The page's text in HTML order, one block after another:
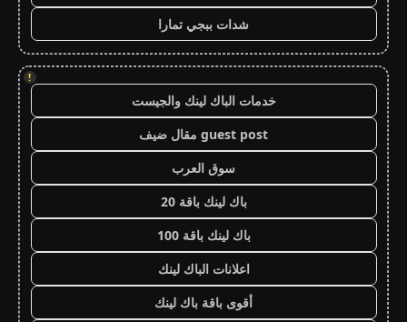
شدات ببجي تمارا
!
خدمات الباك لينك والجيست
guest post مقال ضيف
سوق العرب
باك لينك باقة 20
باك لينك باقة 100
اعلانات الباك لينك
أقوى باقة باك لينك